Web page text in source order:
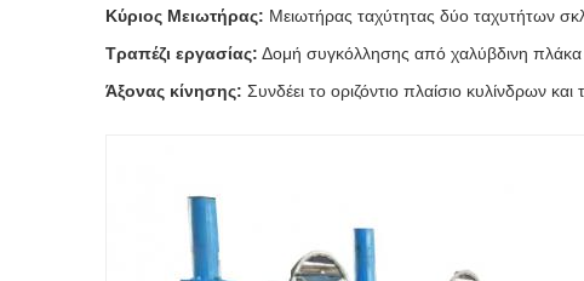
Κύριος Μειωτήρας: Μειωτήρας ταχύτητας δύο ταχυτήτων
Τραπέζι εργασίας: Δομή συγκόλλησης από χαλύβδινη πλάκα
Άξονας κίνησης: Συνδέει το οριζόντιο πλαίσιο κυλίνδρων